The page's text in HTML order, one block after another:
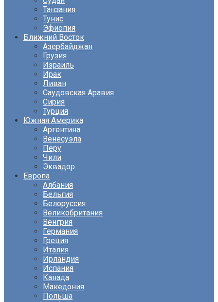
Танзания
Тунис
Эфиопия
Ближний Восток
Азербайджан
Грузия
Израиль
Ирак
Ливан
Саудовская Аравия
Сирия
Турция
Южная Америка
Аргентина
Венесуэла
Перу
Чили
Эквадор
Европа
Албания
Бельгия
Белоруссия
Великобритания
Венгрия
Германия
Греция
Италия
Ирландия
Испания
Канада
Македония
Польша